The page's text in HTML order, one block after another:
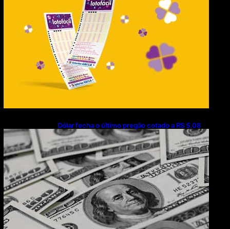
Dólar fecha o último pregão cotado a R$ 5,08